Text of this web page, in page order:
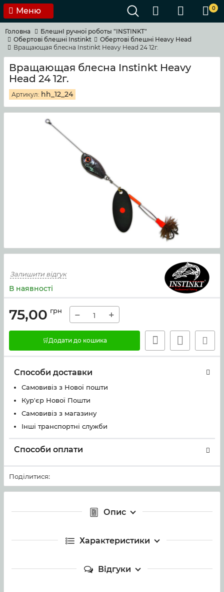
Меню 0
Головна
БлешнI ручноï роботы "INSTINKT"
Обертові блешні Instinkt
Обертові блешні Heavy Head
Вращающая блесна Instinkt Heavy Head 24 12г.
Вращающая блесна Instinkt Heavy
Head 24 12г.
Артикул: hh_12_24
Залишити відгук
В наявності
75,00 грн − +
🛒Додати до кошика
Способи доставки
Самовивіз з Нової пошти
Кур'єр Нової Пошти
Самовивіз з магазину
Інші транспортні служби
Способи оплати
Поділитися:
Опис
Характеристики
Відгуки